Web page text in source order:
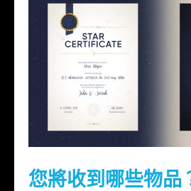
您將收到哪些物品